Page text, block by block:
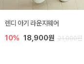
렌디 아기 라운지웨어
10% 18,900원 21,000원